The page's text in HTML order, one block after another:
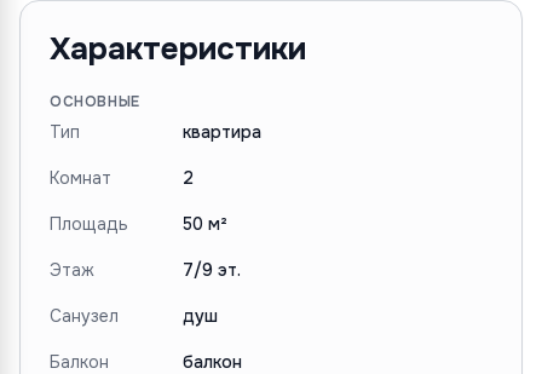
Характеристики
ОСНОВНЫЕ
Тип квартира
Комнат 2
Площадь 50 м²
Этаж 7/9 эт.
Санузел душ
Балкон балкон